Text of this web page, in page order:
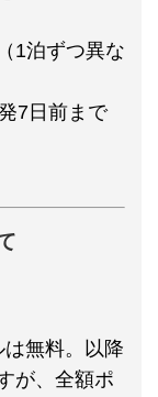
1泊ずつ異な
7日前まで
無料。以降
が、全額ポ